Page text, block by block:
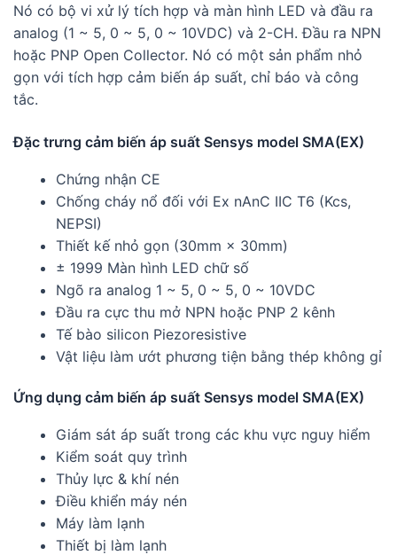
Nó có bộ vi xử lý tích hợp và màn hình LED và đầu ra
analog (1 ~ 5, 0 ~ 5, 0 ~ 10VDC) và 2-CH. Đầu ra NPN
hoặc PNP Open Collector. Nó có một sản phẩm nhỏ
gọn với tích hợp cảm biến áp suất, chỉ báo và công
tắc.
Đặc trưng cảm biến áp suất Sensys model SMA(EX)
Chứng nhận CE
Chống cháy nổ đối với Ex nAnC IIC T6 (Kcs,
NEPSI)
Thiết kế nhỏ gọn (30mm × 30mm)
± 1999 Màn hình LED chữ số
Ngõ ra analog 1 ~ 5, 0 ~ 5, 0 ~ 10VDC
Đầu ra cực thu mở NPN hoặc PNP 2 kênh
Tế bào silicon Piezoresistive
Vật liệu làm ướt phương tiện bằng thép không gỉ
Ứng dụng cảm biến áp suất Sensys model SMA(EX)
Giám sát áp suất trong các khu vực nguy hiểm
Kiểm soát quy trình
Thủy lực & khí nén
Điều khiển máy nén
Máy làm lạnh
Thiết bị làm lạnh